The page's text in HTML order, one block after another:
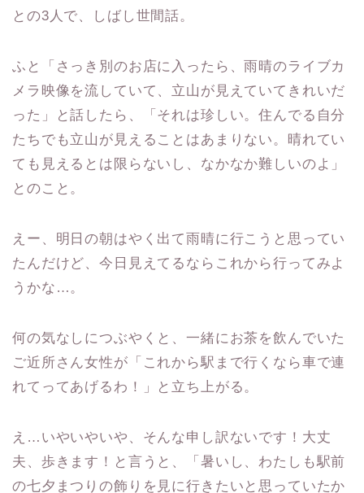
との3人で、しばし世間話。
ふと「さっき別のお店に入ったら、雨晴のライブカ
メラ映像を流していて、立山が見えていてきれいだ
った」と話したら、「それは珍しい。住んでる自分
たちでも立山が見えることはあまりない。晴れてい
ても見えるとは限らないし、なかなか難しいのよ」
とのこと。
えー、明日の朝はやく出て雨晴に行こうと思ってい
たんだけど、今日見えてるならこれから行ってみよ
うかな…。
何の気なしにつぶやくと、一緒にお茶を飲んでいた
ご近所さん女性が「これから駅まで行くなら車で連
れてってあげるわ！」と立ち上がる。
え…いやいやいや、そんな申し訳ないです！大丈
夫、歩きます！と言うと、「暑いし、わたしも駅前
の七夕まつりの飾りを見に行きたいと思っていたか